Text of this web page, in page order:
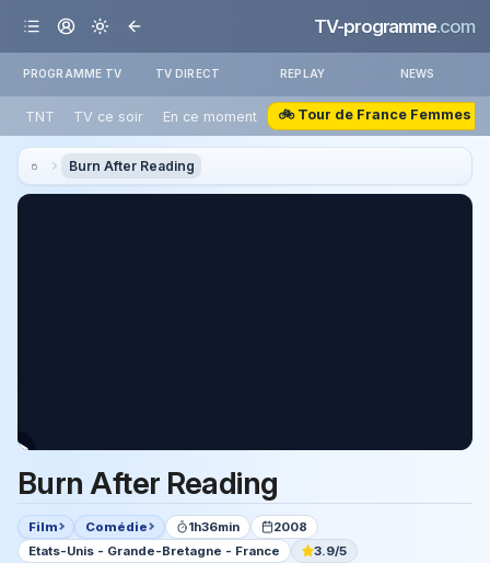
TV-programme.com
PROGRAMME TV TV DIRECT REPLAY NEWS
TNT TV ce soir En ce moment 🚲 Tour de France Femmes
Burn After Reading
Burn After Reading
Film Comédie 1h36min
2008
Etats-Unis - Grande-Bretagne - France
3.9/5